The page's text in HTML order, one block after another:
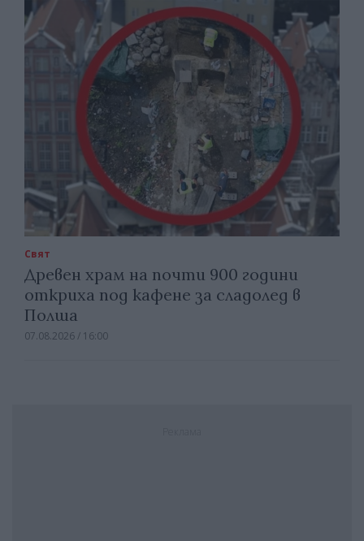
Свят
Древен храм на почти 900 години
откриха под кафене за сладолед в
Полша
07.08.2026 / 16:00